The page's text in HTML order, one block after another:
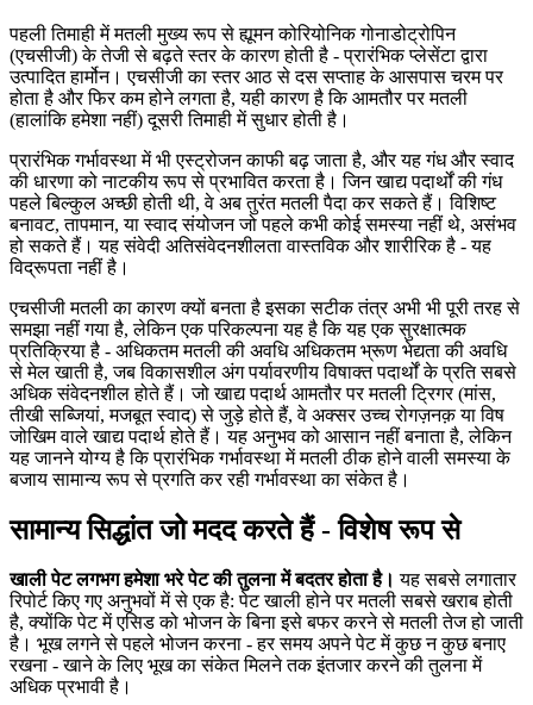
पहली तिमाही में मतली मुख्य रूप से ह्यूमन कोरियोनिक गोनाडोट्रोपिन
(एचसीजी) के तेजी से बढ़ते स्तर के कारण होती है - प्रारंभिक प्लेसेंटा द्वारा
उत्पादित हार्मोन। एचसीजी का स्तर आठ से दस सप्ताह के आसपास चरम पर
होता है और फिर कम होने लगता है, यही कारण है कि आमतौर पर मतली
(हालांकि हमेशा नहीं) दूसरी तिमाही में सुधार होती है।
प्रारंभिक गर्भावस्था में भी एस्ट्रोजन काफी बढ़ जाता है, और यह गंध और स्वाद
की धारणा को नाटकीय रूप से प्रभावित करता है। जिन खाद्य पदार्थों की गंध
पहले बिल्कुल अच्छी होती थी, वे अब तुरंत मतली पैदा कर सकते हैं। विशिष्ट
बनावट, तापमान, या स्वाद संयोजन जो पहले कभी कोई समस्या नहीं थे, असंभव
हो सकते हैं। यह संवेदी अतिसंवेदनशीलता वास्तविक और शारीरिक है - यह
विद्रूपता नहीं है।
एचसीजी मतली का कारण क्यों बनता है इसका सटीक तंत्र अभी भी पूरी तरह से
समझा नहीं गया है, लेकिन एक परिकल्पना यह है कि यह एक सुरक्षात्मक
प्रतिक्रिया है - अधिकतम मतली की अवधि अधिकतम भ्रूण भेद्यता की अवधि
से मेल खाती है, जब विकासशील अंग पर्यावरणीय विषाक्त पदार्थों के प्रति सबसे
अधिक संवेदनशील होते हैं। जो खाद्य पदार्थ आमतौर पर मतली ट्रिगर (मांस,
तीखी सब्जियां, मजबूत स्वाद) से जुड़े होते हैं, वे अक्सर उच्च रोगज़नक़ या विष
जोखिम वाले खाद्य पदार्थ होते हैं। यह अनुभव को आसान नहीं बनाता है, लेकिन
यह जानने योग्य है कि प्रारंभिक गर्भावस्था में मतली ठीक होने वाली समस्या के
बजाय सामान्य रूप से प्रगति कर रही गर्भावस्था का संकेत है।
सामान्य सिद्धांत जो मदद करते हैं - विशेष रूप से
खाली पेट लगभग हमेशा भरे पेट की तुलना में बदतर होता है। यह सबसे लगातार
रिपोर्ट किए गए अनुभवों में से एक है: पेट खाली होने पर मतली सबसे खराब होती
है, क्योंकि पेट में एसिड को भोजन के बिना इसे बफर करने से मतली तेज हो जाती
है। भूख लगने से पहले भोजन करना - हर समय अपने पेट में कुछ न कुछ बनाए
रखना - खाने के लिए भूख का संकेत मिलने तक इंतजार करने की तुलना में
अधिक प्रभावी है।